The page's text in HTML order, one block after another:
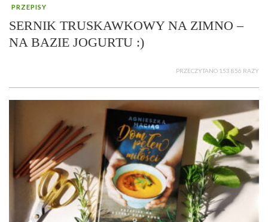
PRZEPISY
SERNIK TRUSKAWKOWY NA ZIMNO –
NA BAZIE JOGURTU :)
PRZECZYTANO 153 856 RAZY